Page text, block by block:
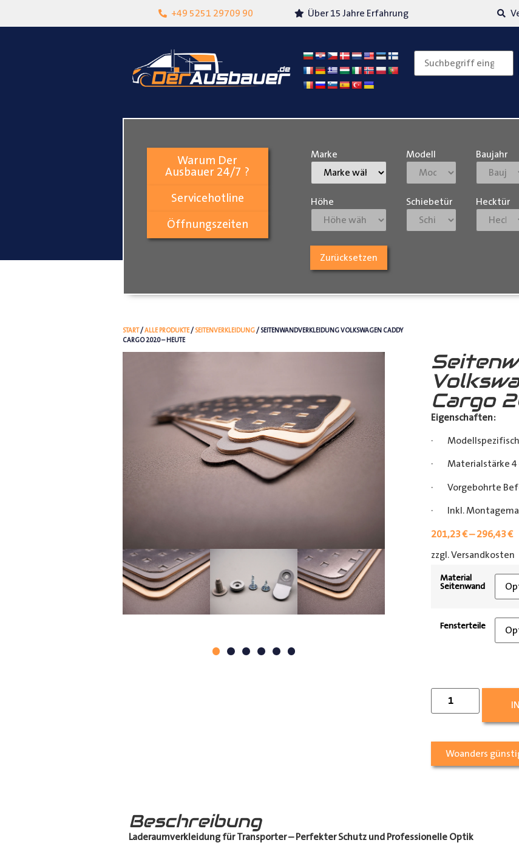
+49 5251 29709 90
Lokalgeschäft in Paderborn Über 15 Jahre Erfahrung
Warum Der
Ausbauer 24/7 ?
Servicehotline
Öffnungszeiten
Marke Modell Baujahr
Höhe Schiebetür Hecktür
Zurücksetzen
START/ALLE PRODUKTE/ SEITENVERKLEIDUNG/ SEITENWANDVERKLEIDUNG VOLKSWAGEN CADDY
CARGO 2020 – HEUTE
Cargo
Eigenschaften:
·
· Materialstärke 4
· Vorgebohrte
· Inkl.
201,23€–296,43€
zzgl. Versandkosten
Material
Seitenwand
Fensterteile
Woanders
Beschreibung
Laderaumverkleidung für Transporter – Perfekter Schutz und Professionelle Optik